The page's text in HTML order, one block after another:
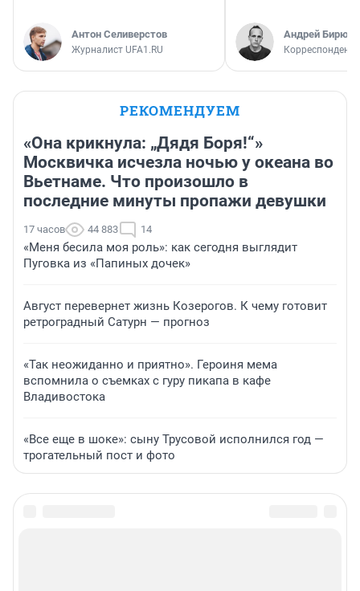
Антон Селиверстов
Журналист UFA1.RU
Андрей
Корреспондент
РЕКОМЕНДУЕМ
«Она крикнула: „Дядя Боря!“»
Москвичка исчезла ночью у океана во
Вьетнаме. Что произошло в
последние минуты пропажи девушки
17 часов 44 883 14
«Меня бесила моя роль»: как сегодня выглядит
Пуговка из «Папиных дочек»
Август перевернет жизнь Козерогов. К чему готовит
ретроградный Сатурн — прогноз
«Так неожиданно и приятно». Героиня мема
вспомнила о съемках с гуру пикапа в кафе
Владивостока
«Все еще в шоке»: сыну Трусовой исполнился год —
трогательный пост и фото